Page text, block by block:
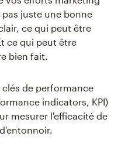
juste une bonne
ce qui peut être
ce qui peut être
bien fait.
de performance
indicators, KPI)
mesurer l'efficacité de